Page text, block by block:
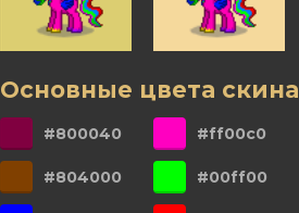
Основные цвета скина
#800040 #ff00c0
#804000 #00ff00